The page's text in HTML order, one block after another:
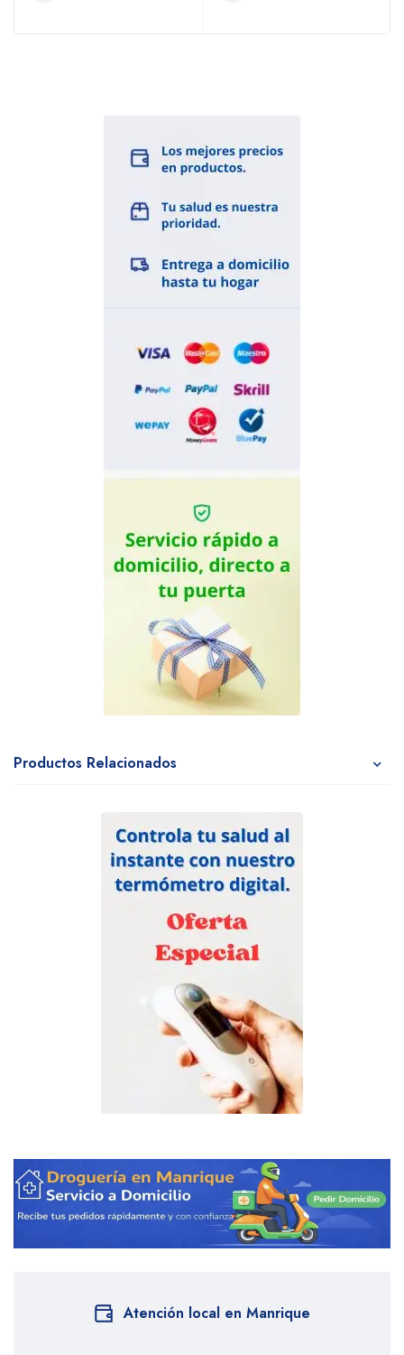
Productos Relacionados
Atención local en Manrique